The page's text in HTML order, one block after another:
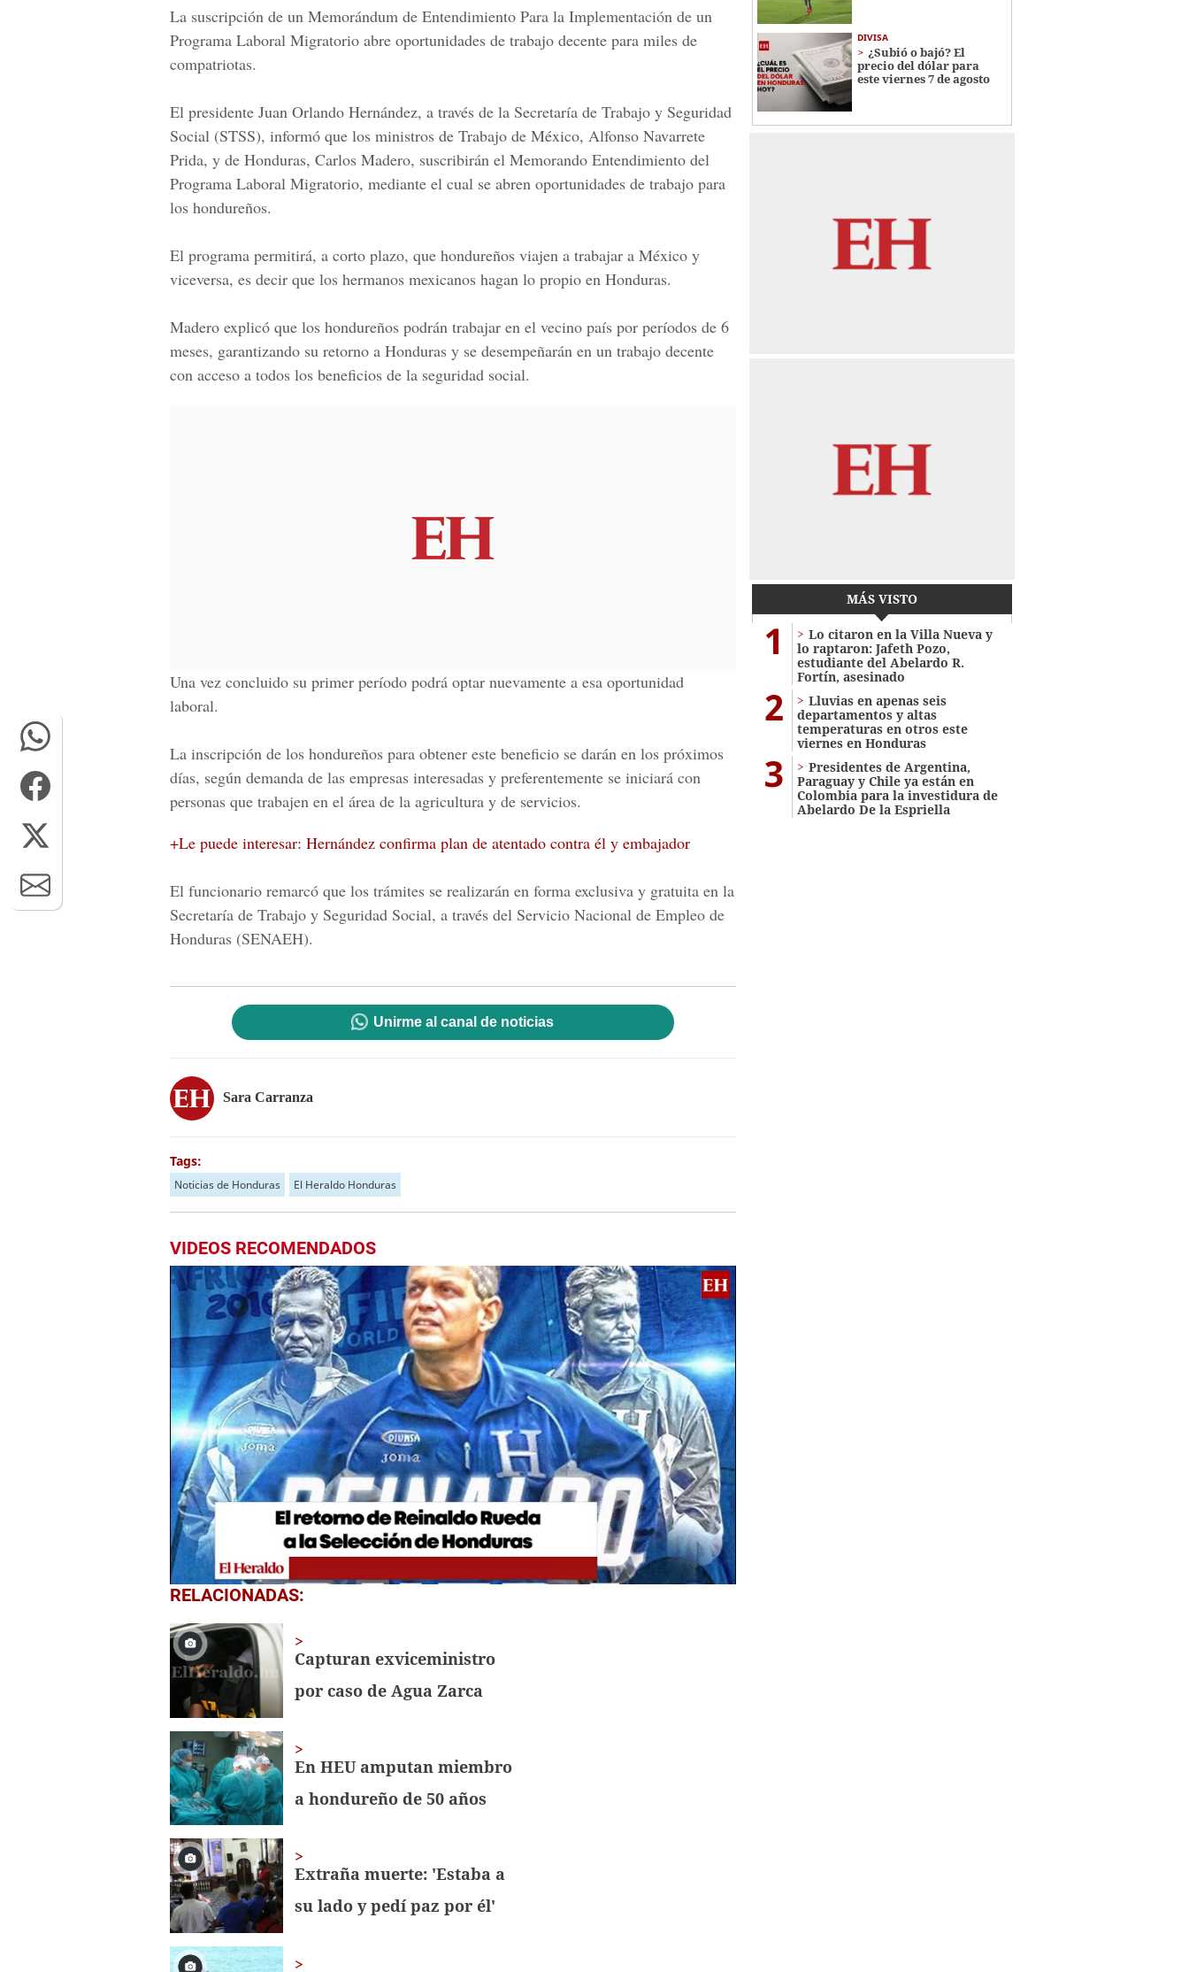
La suscripción de un Memorándum de Entendimiento Para la Implementación de un
Programa Laboral Migratorio abre oportunidades de trabajo decente para miles de
compatriotas.
El presidente Juan Orlando Hernández, a través de la Secretaría de Trabajo y Seguridad
Social (STSS), informó que los ministros de Trabajo de México, Alfonso Navarrete
Prida, y de Honduras, Carlos Madero, suscribirán el Memorando Entendimiento del
Programa Laboral Migratorio, mediante el cual se abren oportunidades de trabajo para
los hondureños.
El programa permitirá, a corto plazo, que hondureños viajen a trabajar a México y
viceversa, es decir que los hermanos mexicanos hagan lo propio en Honduras.
Madero explicó que los hondureños podrán trabajar en el vecino país por períodos de 6
meses, garantizando su retorno a Honduras y se desempeñarán en un trabajo decente
con acceso a todos los beneficios de la seguridad social.
Una vez concluido su primer período podrá optar nuevamente a esa oportunidad
laboral.
La inscripción de los hondureños para obtener este beneficio se darán en los próximos
días, según demanda de las empresas interesadas y preferentemente se iniciará con
personas que trabajen en el área de la agricultura y de servicios.
+Le puede interesar: Hernández confirma plan de atentado contra él y embajador
El funcionario remarcó que los trámites se realizarán en forma exclusiva y gratuita en la
Secretaría de Trabajo y Seguridad Social, a través del Servicio Nacional de Empleo de
Honduras (SENAEH).
Unirme al canal de noticias
Sara Carranza
Tags:
Noticias de Honduras El Heraldo Honduras
VIDEOS RECOMENDADOS
0
seconds
2
minutes,
secondsVolume
RELACIONADAS:
Capturan exviceministro
por caso de Agua Zarca
En HEU amputan miembro
a hondureño de 50 años
Extraña muerte: 'Estaba a
su lado y pedí paz por él'
DIVISA
¿Subió o bajó? El
precio del dólar para
este viernes 7 de agosto
MÁS VISTO
1
Lo citaron en la Villa Nueva y
lo raptaron: Jafeth Pozo,
estudiante del Abelardo R.
Fortín, asesinado
2
Lluvias en apenas seis
departamentos y altas
temperaturas en otros este
viernes en Honduras
3
Presidentes de Argentina,
Paraguay y Chile ya están en
Colombia para la investidura de
Abelardo De la Espriella